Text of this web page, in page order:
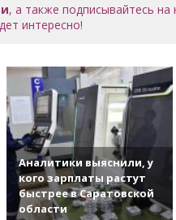
, а также подписывайтесь
интересно!
Аналитики выяснили, у
кого зарплаты растут
быстрее в Саратовской
области